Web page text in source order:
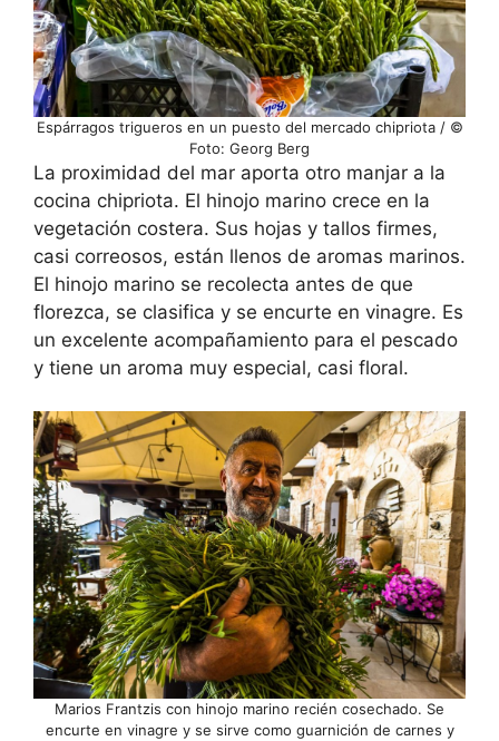
Espárragos trigueros en un puesto del mercado chipriota / ©
Foto: Georg Berg
La proximidad del mar aporta otro manjar a la
cocina chipriota. El hinojo marino crece en la
vegetación costera. Sus hojas y tallos firmes,
casi correosos, están llenos de aromas marinos.
El hinojo marino se recolecta antes de que
florezca, se clasifica y se encurte en vinagre. Es
un excelente acompañamiento para el pescado
y tiene un aroma muy especial, casi floral.
Marios Frantzis con hinojo marino recién cosechado. Se
encurte en vinagre y se sirve como guarnición de carnes y